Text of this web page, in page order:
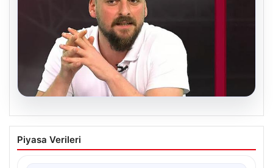
06.08.2026
Transfer krizi soruşturmaya dönüştü!
Burhan Can Terzi için harekete geçildi
Piyasa Verileri